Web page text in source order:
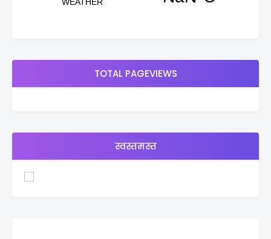
TOTAL PAGEVIEWS
स्वस्तमस्त